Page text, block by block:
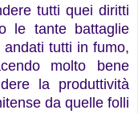
tutti quei diritti
le tante battaglie
tutti in fumo,
molto bene
la produttività
da quelle folli